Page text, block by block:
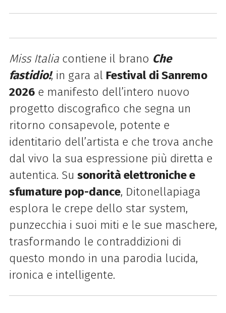
Miss Italia contiene il brano Che
fastidio!, in gara al Festival di Sanremo
2026e manifesto dell’intero nuovo
progetto discografico che segna un
ritorno consapevole, potente e
identitario dell’artista e che trova anche
dal vivo la sua espressione più diretta e
autentica. Su sonorità elettroniche e
sfumature pop-dance, Ditonellapiaga
esplora le crepe dello star system,
punzecchia i suoi miti e le sue maschere,
trasformando le contraddizioni di
questo mondo in una parodia lucida,
ironica e intelligente.